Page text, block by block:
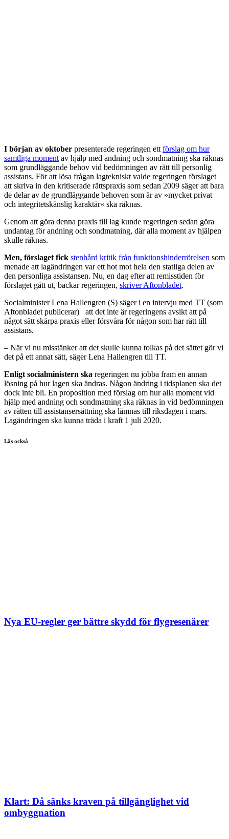
I början av oktober presenterade regeringen ett förslag om hur
samtliga moment av hjälp med andning och sondmatning ska räknas
som grundläggande behov vid bedömningen av rätt till personlig
assistans. För att lösa frågan lagtekniskt valde regeringen förslaget
att skriva in den kritiserade rättspraxis som sedan 2009 säger att bara
de delar av de grundläggande behoven som är av »mycket privat
och integritetskänslig karaktär« ska räknas.
Genom att göra denna praxis till lag kunde regeringen sedan göra
undantag för andning och sondmatning, där alla moment av hjälpen
skulle räknas.
Men, förslaget fick stenhård kritik från funktionshinderrörelsen som
menade att lagändringen var ett hot mot hela den statliga delen av
den personliga assistansen. Nu, en dag efter att remisstiden för
förslaget gått ut, backar regeringen, skriver Aftonbladet.
Socialminister Lena Hallengren (S) säger i en intervju med TT (som
Aftonbladet publicerar) att det inte är regeringens avsikt att på
något sätt skärpa praxis eller försvåra för någon som har rätt till
assistans.
– När vi nu misstänker att det skulle kunna tolkas på det sättet gör vi
det på ett annat sätt, säger Lena Hallengren till TT.
Enligt socialministern ska regeringen nu jobba fram en annan
lösning på hur lagen ska ändras. Någon ändring i tidsplanen ska det
dock inte bli. En proposition med förslag om hur alla moment vid
hjälp med andning och sondmatning ska räknas in vid bedömningen
av rätten till assistansersättning ska lämnas till riksdagen i mars.
Lagändringen ska kunna träda i kraft 1 juli 2020.
Läs också
Nya EU-regler ger bättre skydd för flygresenärer
Klart: Då sänks kraven på tillgänglighet vid
ombyggnation